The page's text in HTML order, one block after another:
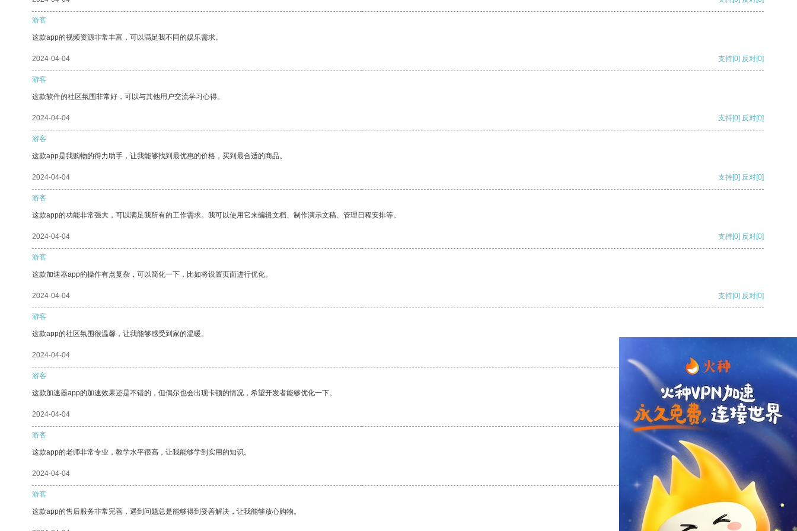
游客
这款app的视频资源非常丰富，可以满足我不同的娱乐需求。
2024-04-04 支持[0] 反对[0]
游客
这款软件的社区氛围非常好，可以与其他用户交流学习心得。
2024-04-04 支持[0] 反对[0]
游客
这款app是我购物的得力助手，让我能够找到最优惠的价格，买到最合适的商品。
2024-04-04 支持[0] 反对[0]
游客
这款app的功能非常强大，可以满足我所有的工作需求。我可以使用它来编辑文档、制作演示文稿、管理日程安排等。
2024-04-04 支持[0] 反对[0]
游客
这款加速器app的操作有点复杂，可以简化一下，比如将设置页面进行优化。
2024-04-04 支持[0] 反对[0]
游客
这款app的社区氛围很温馨，让我能够感受到家的温暖。
2024-04-04
游客
这款加速器app的加速效果还是不错的，但偶尔也会出现卡顿的情况，希望开发者能够优化一下。
2024-04-04 支持 [0] 反对[0]
游客
这款app的老师非常专业，教学水平很高，让我能够学到实用的知识。
2024-04-04 支持[0] 反对
游客
这款app的售后服务非常完善，遇到问题总是能够得到妥善解决，让我能够放心购物。